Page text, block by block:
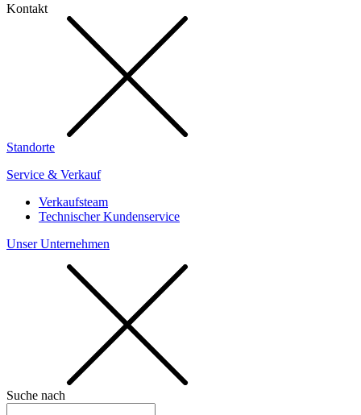
Kontakt
Standorte
Service & Verkauf
Verkaufsteam
Technischer Kundenservice
Unser Unternehmen
Suche nach